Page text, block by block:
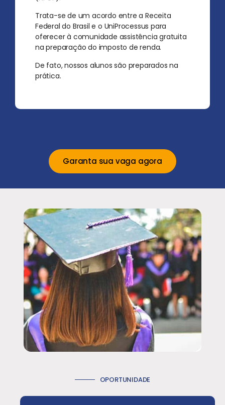
Trata-se de um acordo entre a Receita
Federal do Brasil e o UniProcessus para
oferecer à comunidade assistência gratuita
na preparação do imposto de renda.
De fato, nossos alunos são preparados na
prática.
Garanta sua vaga agora
OPORTUNIDADE